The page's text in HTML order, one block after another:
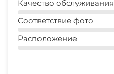
Качество обслуживания
Соответствие фото
Расположение